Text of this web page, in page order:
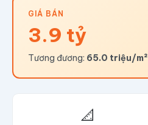
GIÁ BÁN
3.9 tỷ
Tương đương: 65.0 triệu/m²
📐